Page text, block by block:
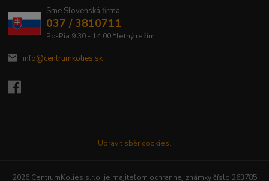
Sme Slovenská firma
037 / 3810711
Po-Pia 9.30 - 14.00 *letný režim
info@centrumkolies.sk
Upravit sběr cookies.
2026 CentrumKolies s.r.o. je majiteľom ochrannej známky číslo 263785